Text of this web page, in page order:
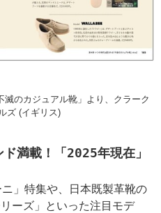
のカジュアル靴」より、クラーク
ズ (イギリス)
満載！「2025年現在」
」特集や、日本既製革靴の
ーズ」といった注目モデ